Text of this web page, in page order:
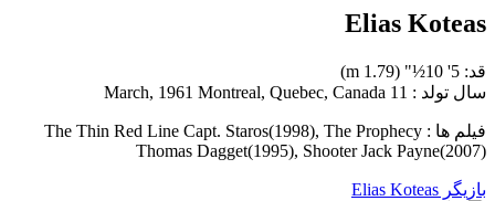
Elias Koteas
قد: 5' 10½" (1.79 m)
سال تولد : 11 March, 1961 Montreal, Quebec, Canada
فیلم ها : The Thin Red Line Capt. Staros(1998), The Prophecy
Thomas Dagget(1995), Shooter Jack Payne(2007)
بازیگر Elias Koteas